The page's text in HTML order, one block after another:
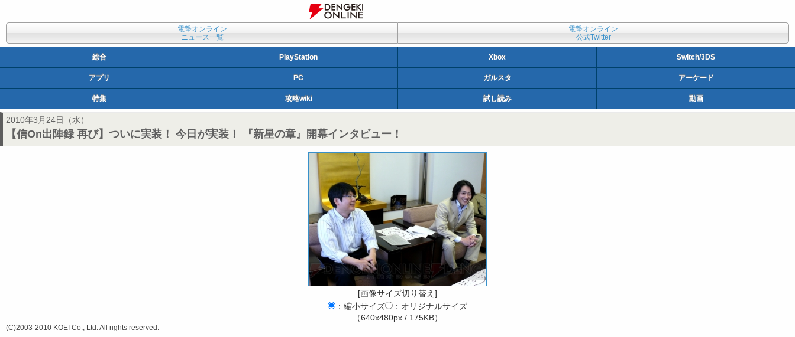
電撃オンライン
ニュース一覧
電撃オンライン
公式Twitter
総合 PlayStation Xbox Switch/3DS
アプリ PC ガルスタ アーケード
特集 攻略wiki 試し読み 動画
2010年3月24日（水）
【信On出陣録 再び】ついに実装！ 今日が実装！ 『新星の章』開幕インタビュー！
[画像サイズ切り替え]
：縮小サイズ
：オリジナルサイズ
（640x480px / 175KB）
(C)2003-2010 KOEI Co., Ltd. All rights reserved.